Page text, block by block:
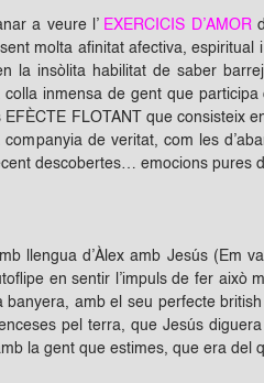
a veure l’ EXERCICIS D’AMOR
molta afinitat afectiva,
la insòlita habilitat de saber
inmensa de gent que participa
FLOTANT que consisteix
de veritat, com les
descobertes… emocions pures
llengua d’Àlex amb Jesús (Em
en sentir l’impuls de fer això
amb el seu perfecte
pel terra, que Jesús
la gent que estimes, que era del